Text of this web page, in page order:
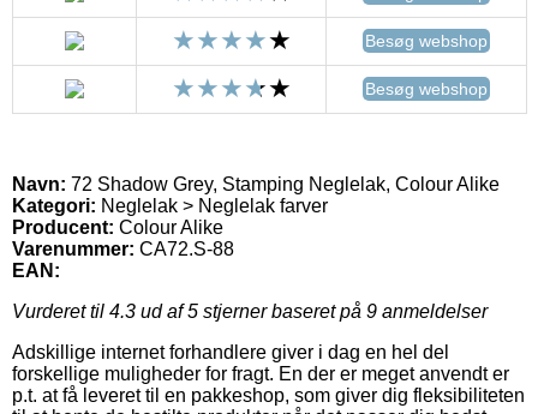
Besøg webshop
Besøg webshop
Navn: 72 Shadow Grey, Stamping Neglelak, Colour Alike
Kategori: Neglelak > Neglelak farver
Producent: Colour Alike
Varenummer: CA72.S-88
EAN:
Vurderet til 4.3 ud af 5 stjerner baseret på 9 anmeldelser
Adskillige internet forhandlere giver i dag en hel del
forskellige muligheder for fragt. En der er meget anvendt er
p.t. at få leveret til en pakkeshop, som giver dig fleksibiliteten